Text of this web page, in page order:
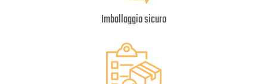
Imballaggio sicuro